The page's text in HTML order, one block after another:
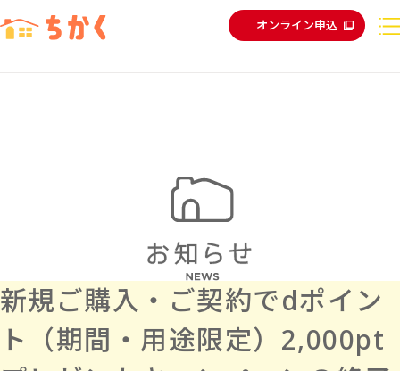
オンライン申込
新規ご購入・ご契約でdポイン
ト（期間・用途限定）2,000pt